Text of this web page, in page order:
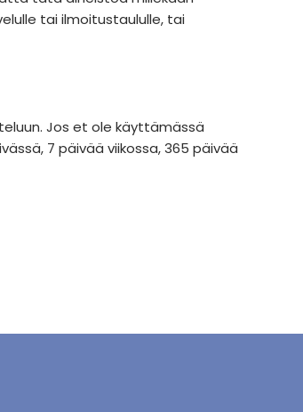
tai ilmoitustaululle, tai
Jos et ole käyttämässä
7 päivää viikossa, 365 päivää